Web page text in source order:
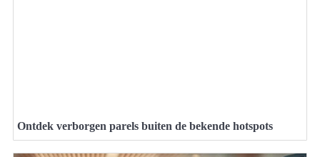
Ontdek verborgen parels buiten de bekende hotspots